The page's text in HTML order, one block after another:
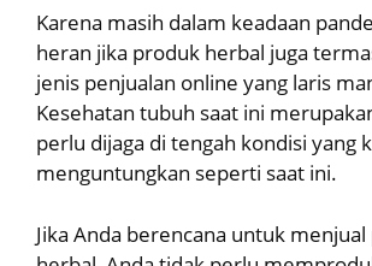
Karena masih dalam keadaan
heran jika produk herbal juga
jenis penjualan online yang laris
Kesehatan tubuh saat ini
perlu dijaga di tengah kondisi yang
menguntungkan seperti saat ini.
Jika Anda berencana untuk